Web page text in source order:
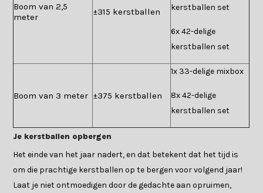
Boom van 2,5
meter
±315 kerstballen
kerstballen set
6x 42-delige
kerstballen set
Boom van 3 meter ±375 kerstballen
1x 33-delige mixbox
8x 42-delige
kerstballen set
Je kerstballen opbergen
Het einde van het jaar nadert, en dat betekent dat het tijd is
om die prachtige kerstballen op te bergen voor volgend jaar!
Laat je niet ontmoedigen door de gedachte aan opruimen,